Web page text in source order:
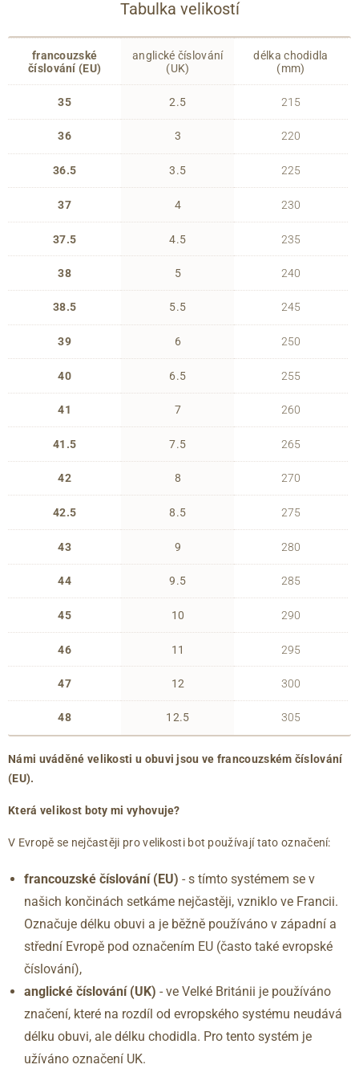
Tabulka velikostí
francouzské
číslování (EU)
35
36
36.5
37
37.5
38
38.5
39
40
41
41.5
42
42.5
43
44
45
46
47
48
anglické číslování
(UK)
2.5
3
3.5
4
4.5
5
5.5
6
6.5
7
7.5
8
8.5
9
9.5
10
11
12
12.5
délka chodidla
(mm)
215
220
225
230
235
240
245
250
255
260
265
270
275
280
285
290
295
300
305
Námi uváděné velikosti u obuvi jsou ve francouzském číslování
(EU).
Která velikost boty mi vyhovuje?
V Evropě se nejčastěji pro velikosti bot používají tato označení:
francouzské číslování (EU) - s tímto systémem se v
našich končinách setkáme nejčastěji, vzniklo ve Francii.
Označuje délku obuvi a je běžně používáno v západní a
střední Evropě pod označením EU (často také evropské
číslování),
anglické číslování (UK) - ve Velké Británii je používáno
značení, které na rozdíl od evropského systému neudává
délku obuvi, ale délku chodidla. Pro tento systém je
užíváno označení UK.